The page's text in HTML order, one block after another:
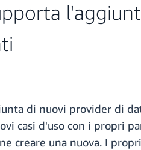
di nuovi provider di
casi d'uso con i propri
creare una nuova. I